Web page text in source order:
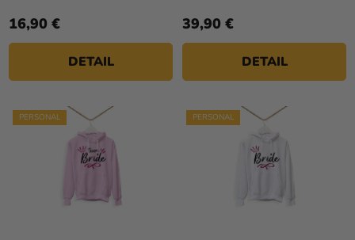
16,90 €
DETAIL
39,90 €
DETAIL
PERSONAL PERSONAL